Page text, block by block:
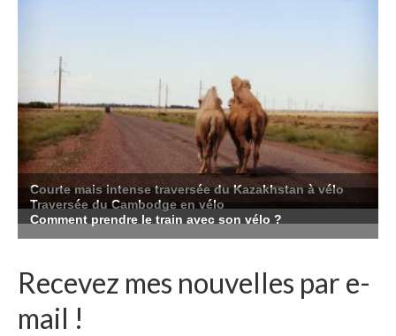
Recevez mes nouvelles par e-
mail !